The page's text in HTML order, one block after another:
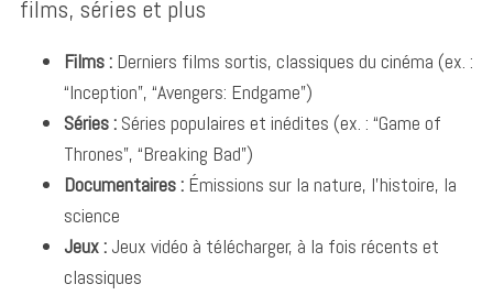
films, séries et plus
Films :Derniers films sortis, classiques du cinéma (ex. :
“Inception”, “Avengers: Endgame”)
Séries :Séries populaires et inédites (ex. : “Game of
Thrones”, “Breaking Bad”)
Documentaires :Émissions sur la nature, l’histoire, la
science
Jeux :Jeux vidéo à télécharger, à la fois récents et
classiques